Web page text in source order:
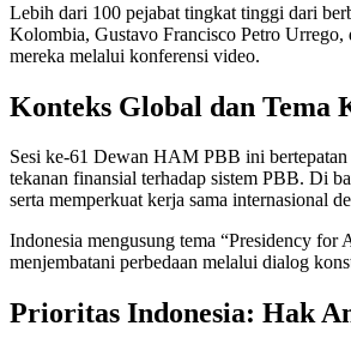
Lebih dari 100 pejabat tingkat tinggi dari
Kolombia, Gustavo Francisco Petro Urrego,
mereka melalui konferensi video.
Konteks Global dan Tema
Sesi ke-61 Dewan HAM PBB ini
tekanan finansial terhadap sistem PBB. Di
serta memperkuat kerja sama internasional
Indonesia mengusung tema “Presidency
menjembatani perbedaan melalui dialog
Prioritas Indonesia: Hak